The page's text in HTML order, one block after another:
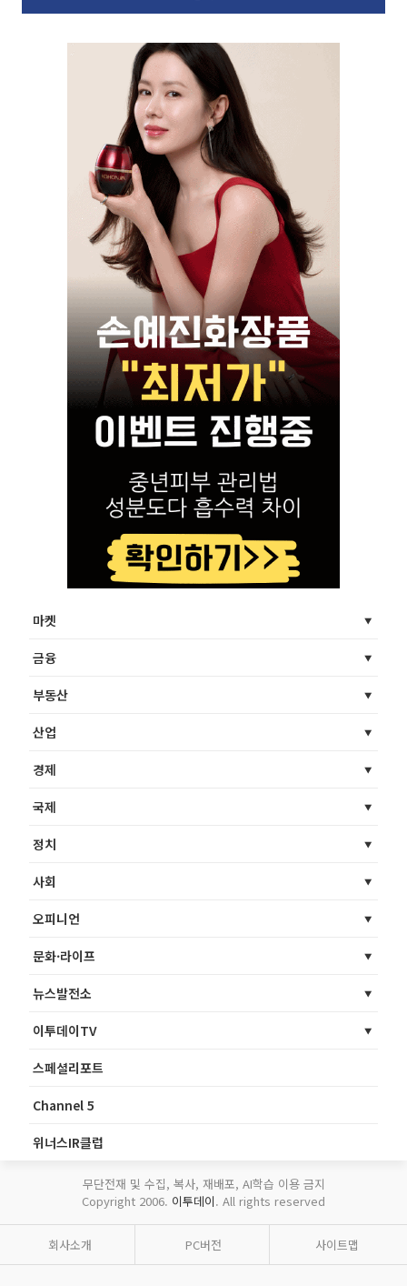
마켓
금융
부동산
산업
경제
국제
정치
사회
오피니언
문화·라이프
뉴스발전소
이투데이TV
스페셜리포트
Channel 5
위너스IR클럽
무단전재 및 수집, 복사, 재배포, AI학습 이용 금지
Copyright 2006. 이투데이. All rights reserved
회사소개 PC버전 사이트맵